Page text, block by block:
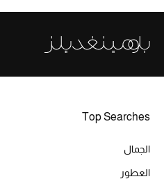
النساء
ما وصلنا حديثاً
ركن أناقة المنتجعات
Top Searches
الجمال
العطور